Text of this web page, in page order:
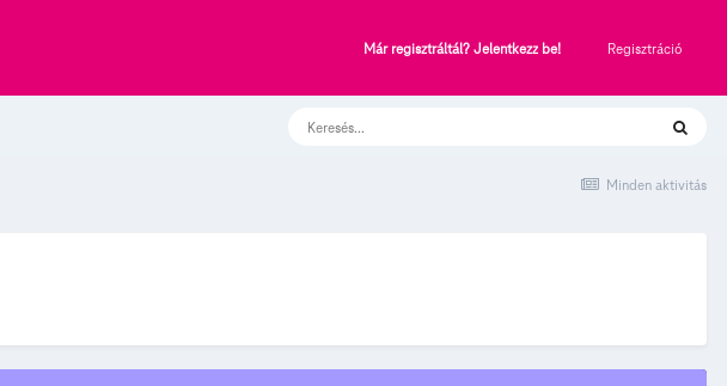
Már regisztráltál? Jelentkezz be! Regisztráció
Minden aktivitás